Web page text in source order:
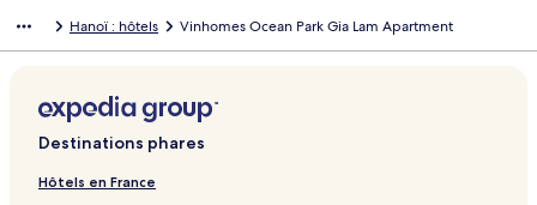
Hanoï : hôtels Vinhomes Ocean Park Gia Lam Apartment
Destinations phares
Hôtels en France